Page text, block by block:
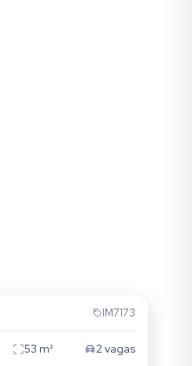
IM7173
53 m² 2vagas